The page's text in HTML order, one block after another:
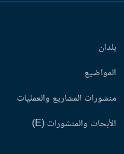
بلدان
المواضيع
منشورات المشاريع والعمليات
الأبحاث والمنشورات (E)